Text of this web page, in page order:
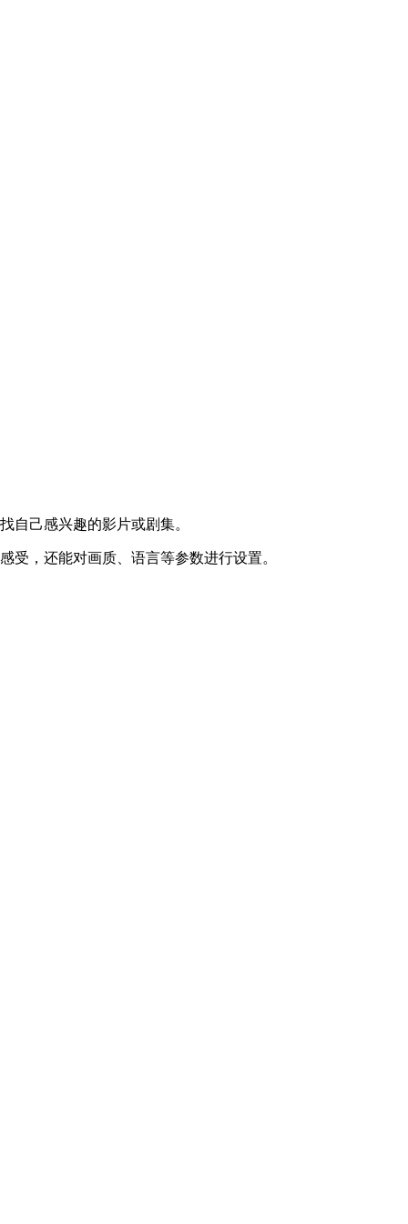
自己感兴趣的影片或剧集。
受，还能对画质、语言等参数进行设置。